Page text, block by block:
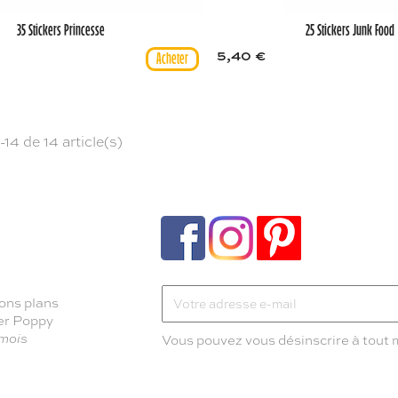
35 Stickers Princesse 25 Stickers Junk Food
5,40 €
14 de 14 article(s)
plans
Poppy
Vous pouvez vous désinscrire à tout